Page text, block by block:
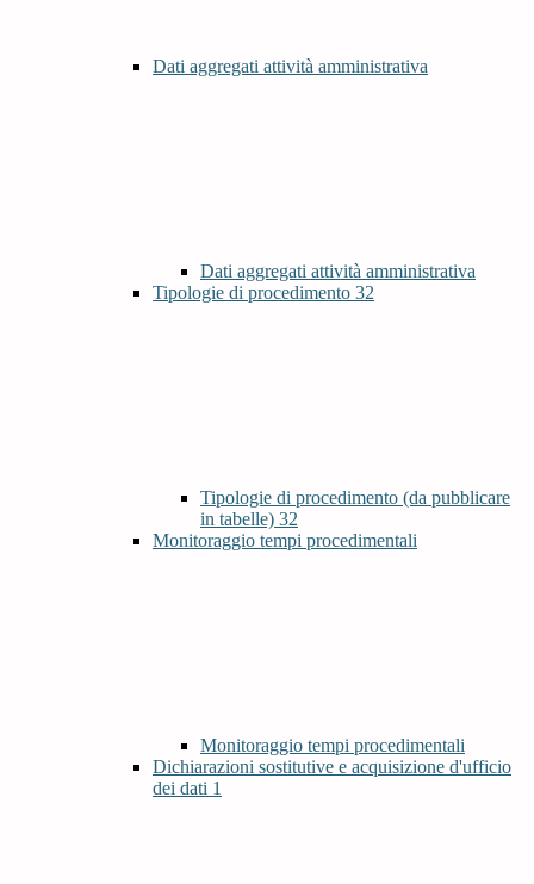
Dati aggregati attività amministrativa
Dati aggregati attività amministrativa
Tipologie di procedimento 32
Tipologie di procedimento (da pubblicare
in tabelle) 32
Monitoraggio tempi procedimentali
Monitoraggio tempi procedimentali
Dichiarazioni sostitutive e acquisizione d'ufficio
dei dati 1